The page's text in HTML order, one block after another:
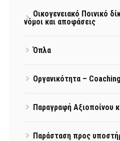
Οικογενειακό Ποινικό
νόμοι και αποφάσεις
Όπλα
Οργανικότητα –
Παραγραφή Αξιοποίνου
Παράσταση προς